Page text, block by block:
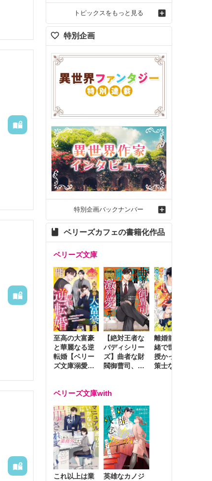
ちと
にし
トピックスをもっと見る
特別企画
特別企画バックナンバー
ベリーズカフェの書籍化作品
ベリーズ文庫
至高の大富豪
と華麗なる逆
転婚【ベリー
ズ文庫溺愛ア
【絶対王者な
バディシリー
ズ】曲者な財
閥御曹司、笑
激烈愛で貫く
離婚前夜に内
緒で世継ぎを
授かったら～
策士な御曹司
ベリーズ文庫with
これ以上は業
英雄なカノジ